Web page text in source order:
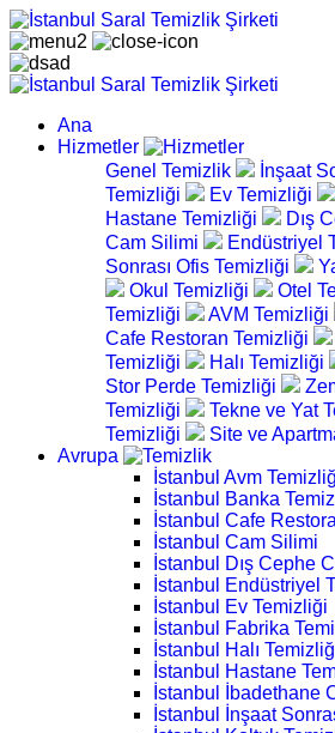
Ana
Hizmetler
Genel Temizlik
İnşaat
Temizliği
Ev Temizliği
Hastane Temizliği
Dış
Cam Silimi
Endüstriyel
Sonrası Ofis Temizliği
Okul Temizliği
Otel
Temizliği
AVM Temizliği
Cafe Restoran Temizliği
Temizliği
Halı Temizliği
Stor Perde Temizliği
Temizliği
Tekne ve Yat
Temizliği
Site ve
Avrupa
İstanbul Avm
İstanbul Banka
İstanbul Cafe
İstanbul Cam Silimi
İstanbul Dış Cephe
İstanbul Endüstriyel
İstanbul Ev Temizliği
İstanbul Fabrika
İstanbul Halı
İstanbul Hastane
İstanbul İbadethane
İstanbul İnşaat